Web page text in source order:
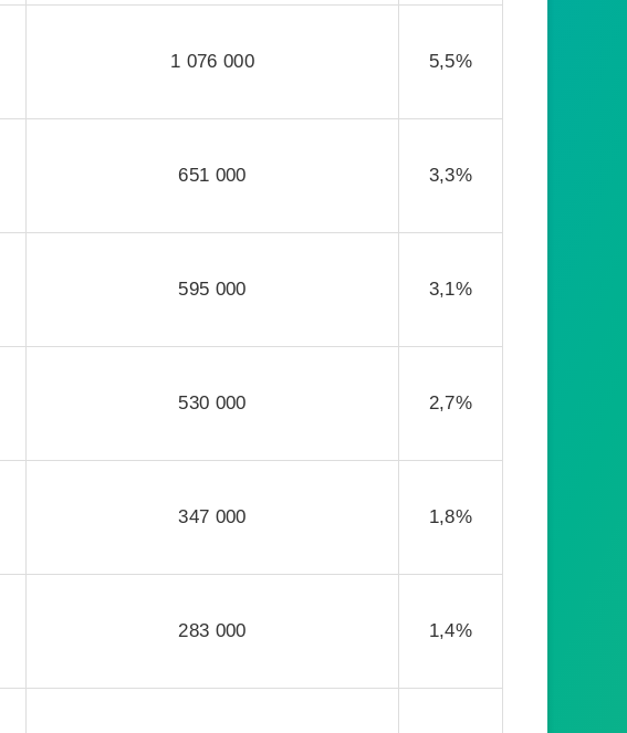
1 076 000 5,5%
651 000 3,3%
595 000 3,1%
530 000 2,7%
347 000 1,8%
283 000 1,4%